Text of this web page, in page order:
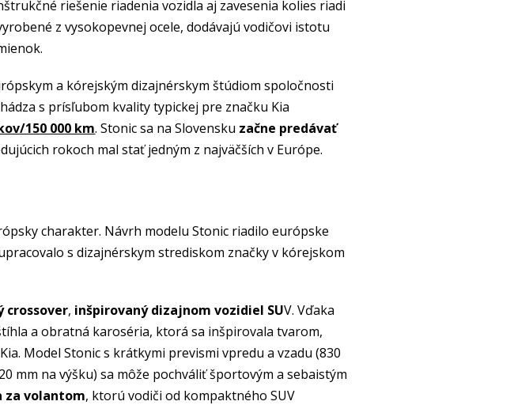
riešenie riadenia vozidla aj zavesenia kolies riadi
z vysokopevnej ocele, dodávajú vodičovi istotu
a kórejským dizajnérskym štúdiom spoločnosti
s prísľubom kvality typickej pre značku Kia
150 000 km. Stonic sa na Slovensku začne predávať
rokoch mal stať jedným z najväčších v Európe.
charakter. Návrh modelu Stonic riadilo európske
s dizajnérskym strediskom značky v kórejskom
, inšpirovaný dizajnom vozidiel SUV. Vďaka
a obratná karoséria, ktorá sa inšpirovala tvarom,
Model Stonic s krátkymi prevismi vpredu a vzadu (830
mm na výšku) sa môže pochváliť športovým a sebaistým
za volantom, ktorú vodiči od kompaktného SUV